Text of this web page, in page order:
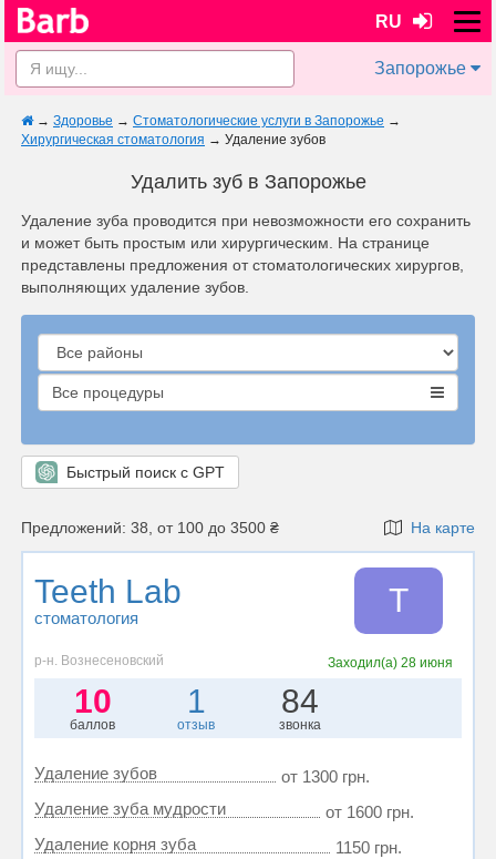
RU
Запорожье
→ Здоровье → Стоматологические услуги в Запорожье →
Хирургическая стоматология → Удаление зубов
Удалить зуб в Запорожье
Удаление зуба проводится при невозможности его сохранить
и может быть простым или хирургическим. На странице
представлены предложения от стоматологических хирургов,
выполняющих удаление зубов.
Все процедуры
Быстрый поиск с GPT
Предложений: 38, от 100 до 3500 ₴ На карте
Teeth Lab
стоматология T
р-н. Вознесеновский Заходил(а)28 июня
10
баллов
1
отзыв
84
звонка
Удаление зубов
от 1300 грн.
Удаление зуба мудрости
от 1600 грн.
Удаление корня зуба
1150 грн.